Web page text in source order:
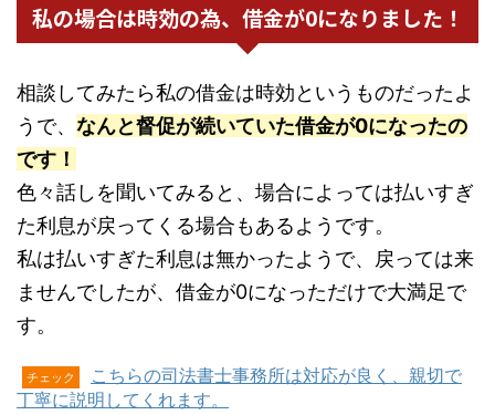
私の場合は時効の為、借金が0になりました！
相談してみたら私の借金は時効というものだったよ
うで、 なんと督促が続いていた借金が0になったの
です！
色々話しを聞いてみると、場合によっては払いすぎ
た利息が戻ってくる場合もあるようです。
私は払いすぎた利息は無かったようで、戻っては来
ませんでしたが、借金が0になっただけで大満足で
す。
チェック
こちらの司法書士事務所は対応が良く、親切で
丁寧に説明してくれます。